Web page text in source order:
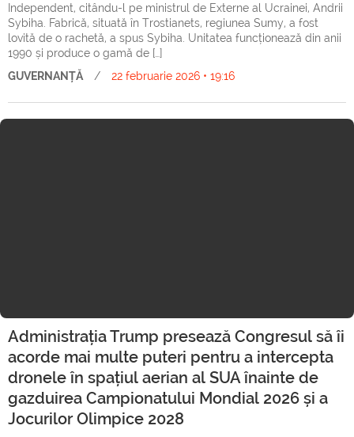
Independent, citându-l pe ministrul de Externe al Ucrainei, Andrii
Sybiha. Fabrică, situată în Trostianets, regiunea Sumy, a fost
lovită de o rachetă, a spus Sybiha. Unitatea funcționează din anii
1990 și produce o gamă de […]
GUVERNANȚĂ
/ 22 februarie 2026 • 19:16
Administrația Trump presează Congresul să îi
acorde mai multe puteri pentru a intercepta
dronele în spațiul aerian al SUA înainte de
gazduirea Campionatului Mondial 2026 și a
Jocurilor Olimpice 2028